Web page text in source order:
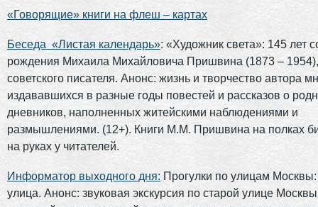
«Говорящие» книги на флеш – картах
Беседа «Листая календарь»: «Художник света»: 145 лет
рождения Михаила Михайловича Пришвина (1873 – 1954),
советского писателя. Анонс: жизнь и творчество автора
издававшихся в разные годы повестей и рассказов о
дневников, наполненных житейскими наблюдениями и
размышлениями. (12+). Книги М.М. Пришвина на полках
на руках у читателей.
Информатор выходного дня: Прогулки по улицам
улица. Анонс: звуковая экскурсия по старой улице